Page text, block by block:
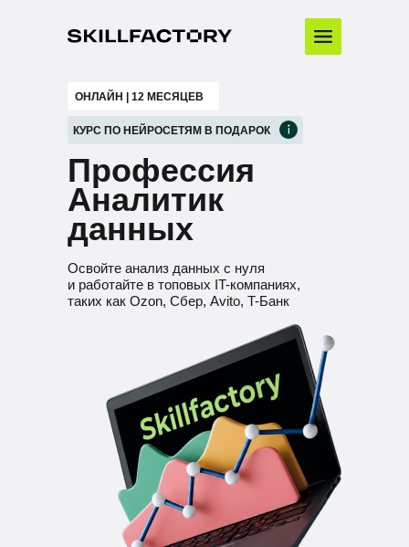
ОНЛАЙН | 12 МЕСЯЦЕВ
Профессия
Аналитик
данных
Освойте анализ данных с нуля
и работайте в топовых IT-компаниях,
таких как Ozon, Сбер, Avito, T-Банк
КУРС ПО НЕЙРОСЕТЯМ В ПОДАРОК